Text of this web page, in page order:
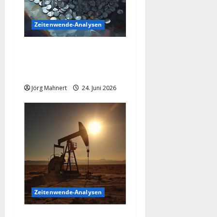
Zeitenwende-Analysen
Jörg Mahnert 24. Juni 2026
Zeitenwende-Analysen